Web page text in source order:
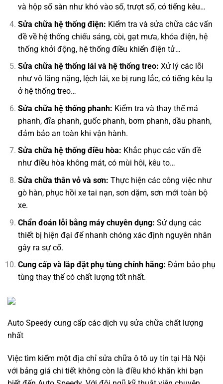
và hộp số sàn như khó vào số, trượt số, có tiếng kêu…
Sửa chữa hệ thống điện: Kiểm tra và sửa chữa các vấn
đề về hệ thống chiếu sáng, còi, gạt mưa, khóa điện, hệ
thống khởi động, hệ thống điều khiển điện tử…
Sửa chữa hệ thống lái và hệ thống treo: Xử lý các lỗi
như vô lăng nặng, lệch lái, xe bị rung lắc, có tiếng kêu lạ
ở hệ thống treo…
Sửa chữa hệ thống phanh: Kiểm tra và thay thế má
phanh, đĩa phanh, guốc phanh, bơm phanh, dầu phanh,
đảm bảo an toàn khi vận hành.
Sửa chữa hệ thống điều hòa: Khắc phục các vấn đề
như điều hòa không mát, có mùi hôi, kêu to…
Sửa chữa thân vỏ và sơn: Thực hiện các công việc như
gò hàn, phục hồi xe tai nạn, sơn dặm, sơn mới toàn bộ
xe.
Chẩn đoán lỗi bằng máy chuyên dụng: Sử dụng các
thiết bị hiện đại để nhanh chóng xác định nguyên nhân
gây ra sự cố.
Cung cấp và lắp đặt phụ tùng chính hãng: Đảm bảo phụ
tùng thay thế có chất lượng tốt nhất.
Auto Speedy cung cấp các dịch vụ sửa chữa chất lượng
nhất
Việc tìm kiếm một địa chỉ sửa chữa ô tô uy tín tại Hà Nội
với bảng giá chi tiết không còn là điều khó khăn khi bạn